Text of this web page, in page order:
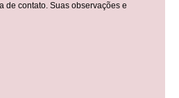
de contato. Suas observações e